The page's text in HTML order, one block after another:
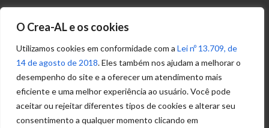
O Crea-AL e os cookies
Utilizamos cookies em conformidade com a Lei nº 13.709, de
14 de agosto de 2018. Eles também nos ajudam a melhorar o
desempenho do site e a oferecer um atendimento mais
eficiente e uma melhor experiência ao usuário. Você pode
aceitar ou rejeitar diferentes tipos de cookies e alterar seu
consentimento a qualquer momento clicando em
Transparência
Portal
Acesso à
Informação
Política de
Privacidade de